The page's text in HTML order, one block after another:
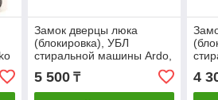
Замок дверцы люка
(блокировка), УБЛ
стиральной машины Ardo,
ZV446H1 651016770
481228058043
METALFLEX
5 500₸ 4